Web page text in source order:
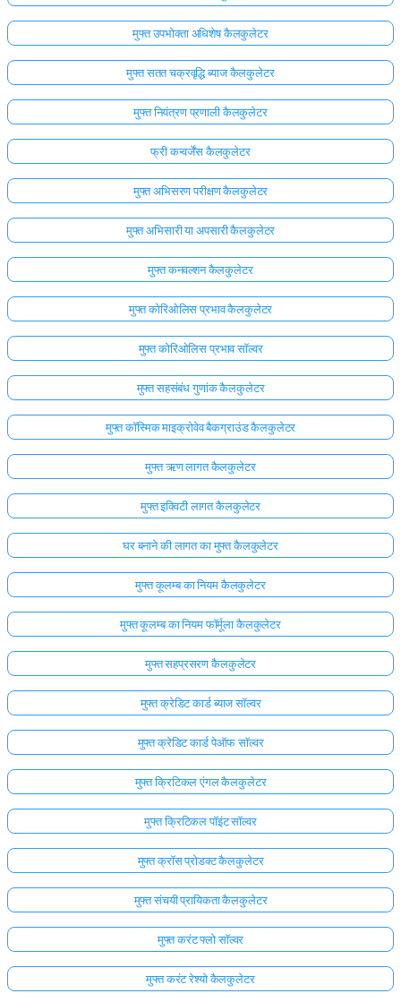
मुफ्त उपभोक्ता अधिशेष कैलकुलेटर
मुफ्त सतत चक्रवृद्धि ब्याज कैलकुलेटर
मुफ्त नियंत्रण प्रणाली कैलकुलेटर
फ्री कन्वर्जेंस कैलकुलेटर
मुफ्त अभिसरण परीक्षण कैलकुलेटर
मुफ्त अभिसारी या अपसारी कैलकुलेटर
मुफ्त कनवल्शन कैलकुलेटर
मुफ्त कोरिओलिस प्रभाव कैलकुलेटर
मुफ्त कोरिओलिस प्रभाव सॉल्वर
मुफ्त सहसंबंध गुणांक कैलकुलेटर
मुफ्त कॉस्मिक माइक्रोवेव बैकग्राउंड कैलकुलेटर
मुफ्त ऋण लागत कैलकुलेटर
मुफ्त इक्विटी लागत कैलकुलेटर
घर बनाने की लागत का मुफ्त कैलकुलेटर
मुफ्त कूलम्ब का नियम कैलकुलेटर
मुफ्त कूलम्ब का नियम फॉर्मूला कैलकुलेटर
मुफ्त सहप्रसरण कैलकुलेटर
मुफ्त क्रेडिट कार्ड ब्याज सॉल्वर
मुफ्त क्रेडिट कार्ड पेऑफ सॉल्वर
मुफ्त क्रिटिकल एंगल कैलकुलेटर
मुफ्त क्रिटिकल पॉइंट सॉल्वर
मुफ्त क्रॉस प्रोडक्ट कैलकुलेटर
मुफ्त संचयी प्रायिकता कैलकुलेटर
मुफ्त करंट फ्लो सॉल्वर
मुफ्त करंट रेश्यो कैलकुलेटर